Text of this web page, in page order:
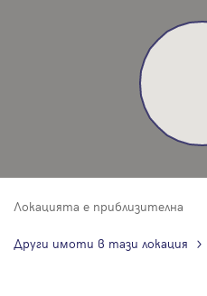
Локацията е приблизителна
Други имоти в тази локация